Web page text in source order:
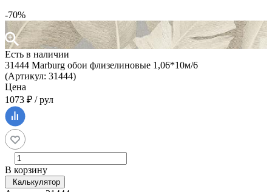
-70%
Есть в наличии
31444 Marburg обои флизелиновые 1,06*10м/6
(Артикул: 31444)
Цена
1073 ₽ / рул
В корзину
Калькулятор